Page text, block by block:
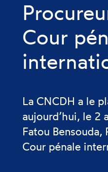
Cour
La CNCDH a le
aujourd’hui, le 2
Fatou Bensouda,
Cour pénale